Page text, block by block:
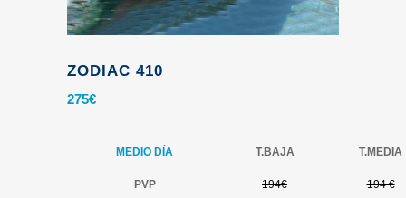
ZODIAC 410
275€
MEDIO DÍA T.BAJA T.MEDIA
PVP 194€ 194 €